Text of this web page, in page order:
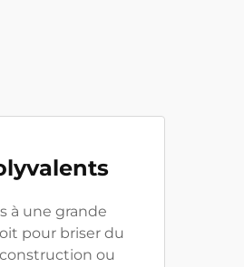
à une grande
pour briser du
ou